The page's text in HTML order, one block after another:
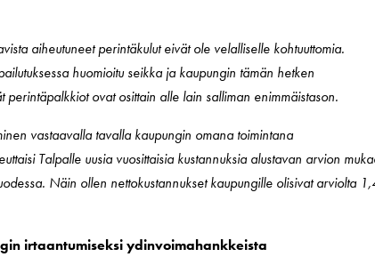
aiheutuneet perintäkulut eivät ole velalliselle kohtuuttomia.
huomioitu seikka ja kaupungin tämän hetken
ovat osittain alle lain salliman enimmäistason.
vastaavalla tavalla kaupungin omana toimintana
Talpalle uusia vuosittaisia kustannuksia alustavan arvion
Näin ollen nettokustannukset kaupungille olisivat arviolta
irtaantumiseksi ydinvoimahankkeista